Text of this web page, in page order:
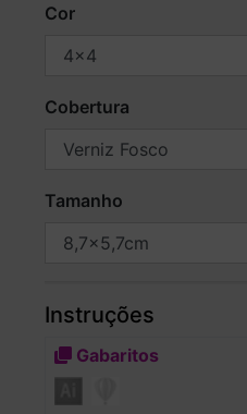
Cor
Cobertura
Tamanho
Instruções
Gabaritos